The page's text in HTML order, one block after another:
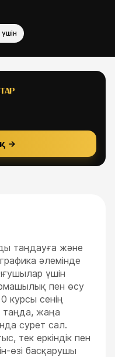
→
таңдауға және
әлемінде
үшін
пен өсу
курсы сенің
жаңа
сурет сал.
тек еркіндік пен
өзі басқарушы